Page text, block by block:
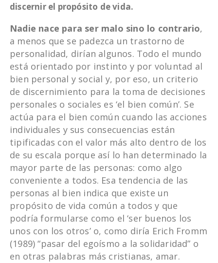
discernir el propósito de vida.
Nadie nace para ser malo sino lo contrario,
a menos que se padezca un trastorno de
personalidad, dirían algunos. Todo el mundo
está orientado por instinto y por voluntad al
bien personal y social y, por eso, un criterio
de discernimiento para la toma de decisiones
personales o sociales es ‘el bien común’. Se
actúa para el bien común cuando las acciones
individuales y sus consecuencias están
tipificadas con el valor más alto dentro de los
de su escala porque así lo han determinado la
mayor parte de las personas: como algo
conveniente a todos. Esa tendencia de las
personas al bien indica que existe un
propósito de vida común a todos y que
podría formularse como el ‘ser buenos los
unos con los otros’ o, como diría Erich Fromm
(1989) “pasar del egoísmo a la solidaridad” o
en otras palabras más cristianas, amar.